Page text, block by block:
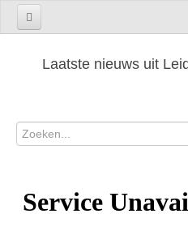
Laatste nieuws uit